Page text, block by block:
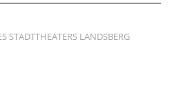
STADTTHEATERS LANDSBERG